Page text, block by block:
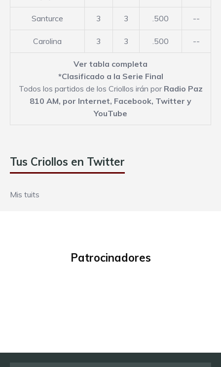
Santurce 3 3 .500 --
Carolina 3 3 .500 --
Ver tabla completa
*Clasificado a la Serie Final
Todos los partidos de los Criollos irán por Radio Paz
810 AM, por Internet, Facebook, Twitter y
YouTube
Tus Criollos en Twitter
Mis tuits
Patrocinadores